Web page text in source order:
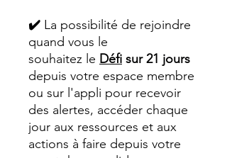
✔️ La possibilité de rejoindre
quand vous le
souhaitez le Défi sur 21 jours
depuis votre espace membre
ou sur l'appli pour recevoir
des alertes, accéder chaque
jour aux ressources et aux
actions à faire depuis votre